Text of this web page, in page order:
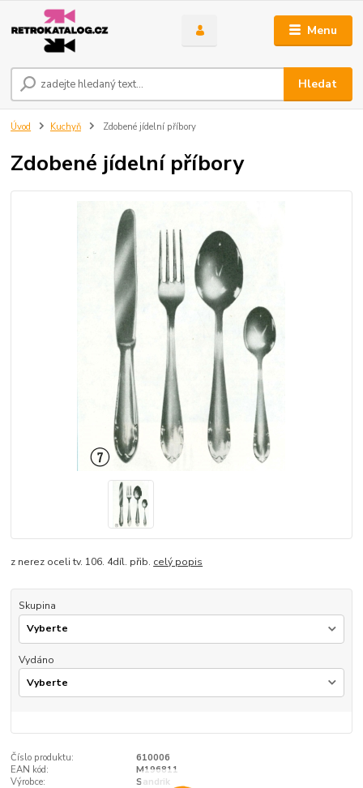
Menu
Hledat
Úvod Kuchyň Zdobené jídelní příbory
Zdobené jídelní příbory
z nerez oceli tv. 106. 4díl. přib. celý popis
Skupina
Vydáno
Číslo produktu:
610006
EAN kód:
M196811
Výrobce:
Sandrik